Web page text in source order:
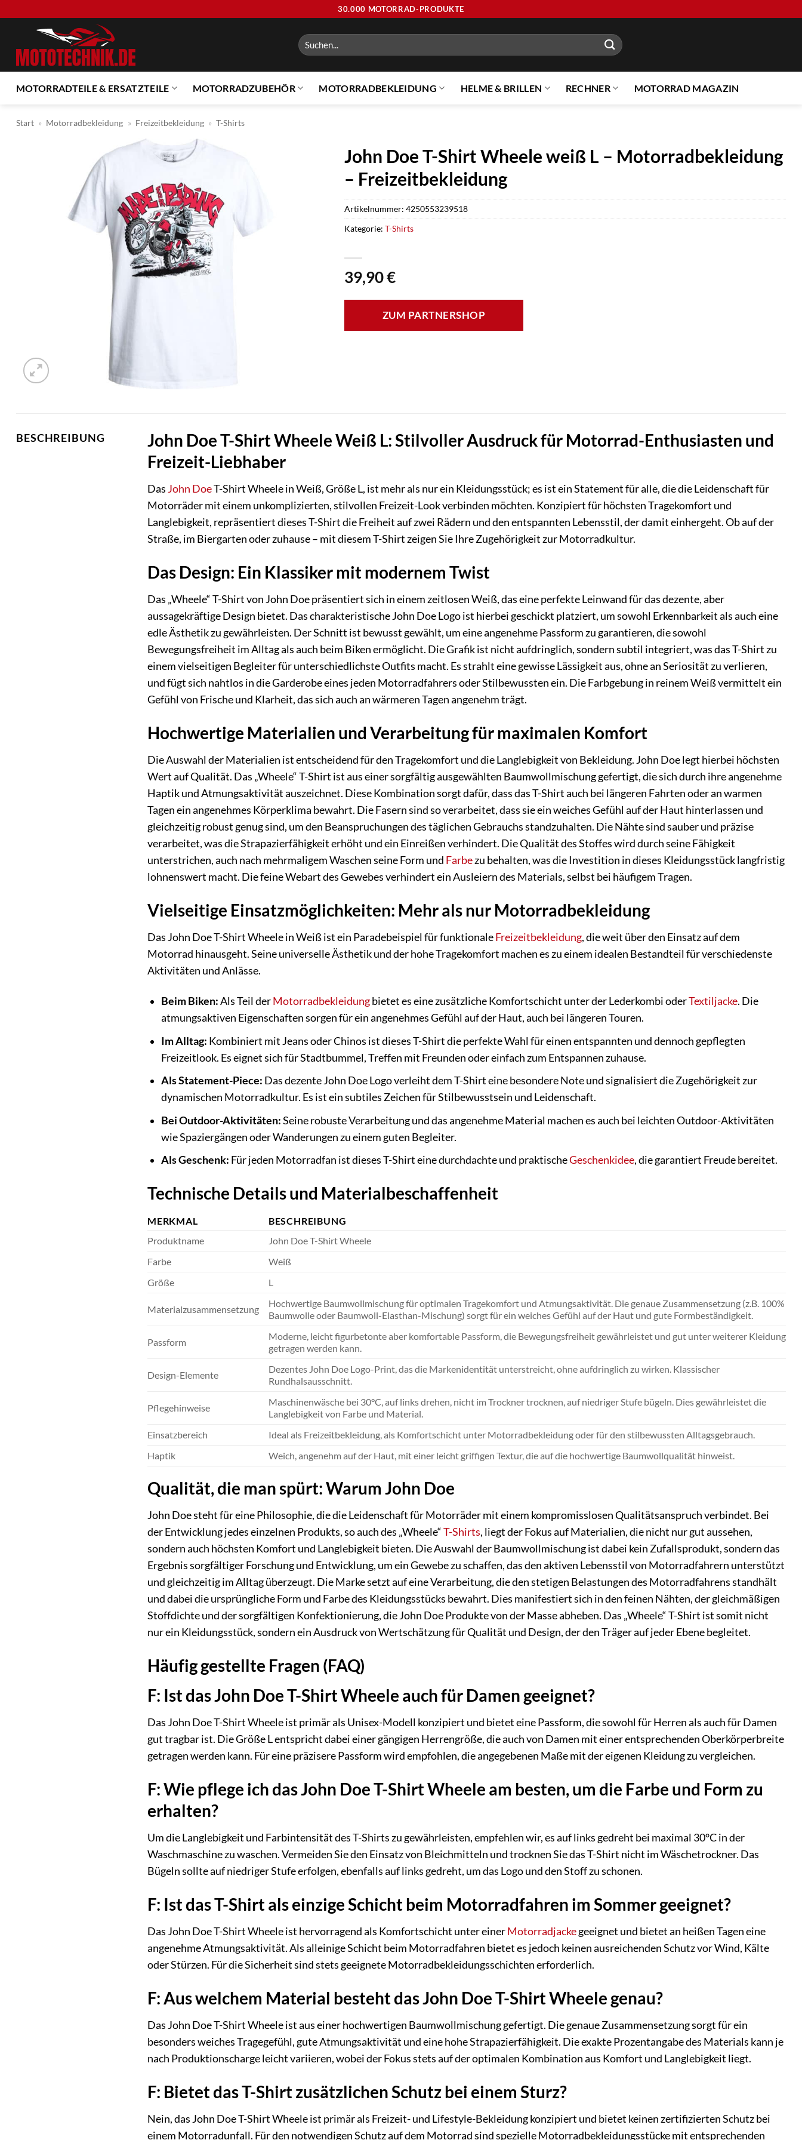
30.000 MOTORRAD-PRODUKTE
Suchen
nach:
MOTORRADTEILE & ERSATZTEILE MOTORRADZUBEHÖR MOTORRADBEKLEIDUNG HELME & BRILLEN RECHNER MOTORRAD MAGAZIN
Start » Motorradbekleidung » Freizeitbekleidung » T-Shirts
John Doe T-Shirt Wheele weiß L – Motorradbekleidung
– Freizeitbekleidung
39,90€
ZUM PARTNERSHOP
Artikelnummer: 4250553239518
Kategorie: T-Shirts
BESCHREIBUNG
John Doe T-Shirt Wheele Weiß L: Stilvoller Ausdruck für Motorrad-Enthusiasten und
Freizeit-Liebhaber
DasJohn DoeT-Shirt Wheele in Weiß, Größe L, ist mehr als nur ein Kleidungsstück; es ist ein Statement für alle, die die Leidenschaft für
Motorräder mit einem unkomplizierten, stilvollen Freizeit-Look verbinden möchten. Konzipiert für höchsten Tragekomfort und
Langlebigkeit, repräsentiert dieses T-Shirt die Freiheit auf zwei Rädern und den entspannten Lebensstil, der damit einhergeht. Ob auf der
Straße, im Biergarten oder zuhause – mit diesem T-Shirt zeigen Sie Ihre Zugehörigkeit zur Motorradkultur.
Das Design: Ein Klassiker mit modernem Twist
Das „Wheele“ T-Shirt von John Doe präsentiert sich in einem zeitlosen Weiß, das eine perfekte Leinwand für das dezente, aber
aussagekräftige Design bietet. Das charakteristische John Doe Logo ist hierbei geschickt platziert, um sowohl Erkennbarkeit als auch eine
edle Ästhetik zu gewährleisten. Der Schnitt ist bewusst gewählt, um eine angenehme Passform zu garantieren, die sowohl
Bewegungsfreiheit im Alltag als auch beim Biken ermöglicht. Die Grafik ist nicht aufdringlich, sondern subtil integriert, was das T-Shirt zu
einem vielseitigen Begleiter für unterschiedlichste Outfits macht. Es strahlt eine gewisse Lässigkeit aus, ohne an Seriosität zu verlieren,
und fügt sich nahtlos in die Garderobe eines jeden Motorradfahrers oder Stilbewussten ein. Die Farbgebung in reinem Weiß vermittelt ein
Gefühl von Frische und Klarheit, das sich auch an wärmeren Tagen angenehm trägt.
Hochwertige Materialien und Verarbeitung für maximalen Komfort
Die Auswahl der Materialien ist entscheidend für den Tragekomfort und die Langlebigkeit von Bekleidung. John Doe legt hierbei höchsten
Wert auf Qualität. Das „Wheele“ T-Shirt ist aus einer sorgfältig ausgewählten Baumwollmischung gefertigt, die sich durch ihre angenehme
Haptik und Atmungsaktivität auszeichnet. Diese Kombination sorgt dafür, dass das T-Shirt auch bei längeren Fahrten oder an warmen
Tagen ein angenehmes Körperklima bewahrt. Die Fasern sind so verarbeitet, dass sie ein weiches Gefühl auf der Haut hinterlassen und
gleichzeitig robust genug sind, um den Beanspruchungen des täglichen Gebrauchs standzuhalten. Die Nähte sind sauber und präzise
verarbeitet, was die Strapazierfähigkeit erhöht und ein Einreißen verhindert. Die Qualität des Stoffes wird durch seine Fähigkeit
unterstrichen, auch nach mehrmaligem Waschen seine Form und Farbezu behalten, was die Investition in dieses Kleidungsstück langfristig
lohnenswert macht. Die feine Webart des Gewebes verhindert ein Ausleiern des Materials, selbst bei häufigem Tragen.
Vielseitige Einsatzmöglichkeiten: Mehr als nur Motorradbekleidung
Das John Doe T-Shirt Wheele in Weiß ist ein Paradebeispiel für funktionaleFreizeitbekleidung, die weit über den Einsatz auf dem
Motorrad hinausgeht. Seine universelle Ästhetik und der hohe Tragekomfort machen es zu einem idealen Bestandteil für verschiedenste
Aktivitäten und Anlässe.
Beim Biken:Als Teil derMotorradbekleidungbietet es eine zusätzliche Komfortschicht unter der Lederkombi oderTextiljacke. Die
atmungsaktiven Eigenschaften sorgen für ein angenehmes Gefühl auf der Haut, auch bei längeren Touren.
Im Alltag: Kombiniert mit Jeans oder Chinos ist dieses T-Shirt die perfekte Wahl für einen entspannten und dennoch gepflegten
Freizeitlook. Es eignet sich für Stadtbummel, Treffen mit Freunden oder einfach zum Entspannen zuhause.
Als Statement-Piece: Das dezente John Doe Logo verleiht dem T-Shirt eine besondere Note und signalisiert die Zugehörigkeit zur
dynamischen Motorradkultur. Es ist ein subtiles Zeichen für Stilbewusstsein und Leidenschaft.
Bei Outdoor-Aktivitäten:Seine robuste Verarbeitung und das angenehme Material machen es auch bei leichten Outdoor-Aktivitäten
wie Spaziergängen oder Wanderungen zu einem guten Begleiter.
Als Geschenk: Für jeden Motorradfan ist dieses T-Shirt eine durchdachte und praktischeGeschenkidee, die garantiert Freude bereitet.
Technische Details und Materialbeschaffenheit
MERKMAL
BESCHREIBUNG
Produktname
John Doe T-Shirt Wheele
Farbe
Weiß
Größe
L
Materialzusammensetzung
Hochwertige Baumwollmischung für optimalen Tragekomfort und Atmungsaktivität. Die genaue Zusammensetzung (z.B. 100%
Baumwolle oder Baumwoll-Elasthan-Mischung) sorgt für ein weiches Gefühl auf der Haut und gute Formbeständigkeit.
Passform
Moderne, leicht figurbetonte aber komfortable Passform, die Bewegungsfreiheit gewährleistet und gut unter weiterer Kleidung
getragen werden kann.
Design-Elemente
Dezentes John Doe Logo-Print, das die Markenidentität unterstreicht, ohne aufdringlich zu wirken. Klassischer
Rundhalsausschnitt.
Pflegehinweise
Maschinenwäsche bei 30°C, auf links drehen, nicht im Trockner trocknen, auf niedriger Stufe bügeln. Dies gewährleistet die
Langlebigkeit von Farbe und Material.
Einsatzbereich
Ideal als Freizeitbekleidung, als Komfortschicht unter Motorradbekleidung oder für den stilbewussten Alltagsgebrauch.
Haptik
Weich, angenehm auf der Haut, mit einer leicht griffigen Textur, die auf die hochwertige Baumwollqualität hinweist.
Qualität, die man spürt: Warum John Doe
John Doe steht für eine Philosophie, die die Leidenschaft für Motorräder mit einem kompromisslosen Qualitätsanspruch verbindet. Bei
der Entwicklung jedes einzelnen Produkts, so auch des „Wheele“T-Shirts, liegt der Fokus auf Materialien, die nicht nur gut aussehen,
sondern auch höchsten Komfort und Langlebigkeit bieten. Die Auswahl der Baumwollmischung ist dabei kein Zufallsprodukt, sondern das
Ergebnis sorgfältiger Forschung und Entwicklung, um ein Gewebe zu schaffen, das den aktiven Lebensstil von Motorradfahrern unterstützt
und gleichzeitig im Alltag überzeugt. Die Marke setzt auf eine Verarbeitung, die den stetigen Belastungen des Motorradfahrens standhält
und dabei die ursprüngliche Form und Farbe des Kleidungsstücks bewahrt. Dies manifestiert sich in den feinen Nähten, der gleichmäßigen
Stoffdichte und der sorgfältigen Konfektionierung, die John Doe Produkte von der Masse abheben. Das „Wheele“ T-Shirt ist somit nicht
nur ein Kleidungsstück, sondern ein Ausdruck von Wertschätzung für Qualität und Design, der den Träger auf jeder Ebene begleitet.
Häufig gestellte Fragen (FAQ)
F: Ist das John Doe T-Shirt Wheele auch für Damen geeignet?
Das John Doe T-Shirt Wheele ist primär als Unisex-Modell konzipiert und bietet eine Passform, die sowohl für Herren als auch für Damen
gut tragbar ist. Die Größe L entspricht dabei einer gängigen Herrengröße, die auch von Damen mit einer entsprechenden Oberkörperbreite
getragen werden kann. Für eine präzisere Passform wird empfohlen, die angegebenen Maße mit der eigenen Kleidung zu vergleichen.
F: Wie pflege ich das John Doe T-Shirt Wheele am besten, um die Farbe und Form zu
erhalten?
Um die Langlebigkeit und Farbintensität des T-Shirts zu gewährleisten, empfehlen wir, es auf links gedreht bei maximal 30°C in der
Waschmaschine zu waschen. Vermeiden Sie den Einsatz von Bleichmitteln und trocknen Sie das T-Shirt nicht im Wäschetrockner. Das
Bügeln sollte auf niedriger Stufe erfolgen, ebenfalls auf links gedreht, um das Logo und den Stoff zu schonen.
F: Ist das T-Shirt als einzige Schicht beim Motorradfahren im Sommer geeignet?
Das John Doe T-Shirt Wheele ist hervorragend als Komfortschicht unter einerMotorradjackegeeignet und bietet an heißen Tagen eine
angenehme Atmungsaktivität. Als alleinige Schicht beim Motorradfahren bietet es jedoch keinen ausreichenden Schutz vor Wind, Kälte
oder Stürzen. Für die Sicherheit sind stets geeignete Motorradbekleidungsschichten erforderlich.
F: Aus welchem Material besteht das John Doe T-Shirt Wheele genau?
Das John Doe T-Shirt Wheele ist aus einer hochwertigen Baumwollmischung gefertigt. Die genaue Zusammensetzung sorgt für ein
besonders weiches Tragegefühl, gute Atmungsaktivität und eine hohe Strapazierfähigkeit. Die exakte Prozentangabe des Materials kann je
nach Produktionscharge leicht variieren, wobei der Fokus stets auf der optimalen Kombination aus Komfort und Langlebigkeit liegt.
F: Bietet das T-Shirt zusätzlichen Schutz bei einem Sturz?
Nein, das John Doe T-Shirt Wheele ist primär als Freizeit- und Lifestyle-Bekleidung konzipiert und bietet keinen zertifizierten Schutz bei
einem Motorradunfall. Für den notwendigen Schutz auf dem Motorrad sind spezielle Motorradbekleidungsstücke mit entsprechenden